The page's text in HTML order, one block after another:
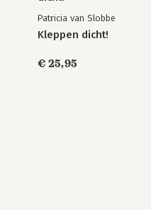
Patricia van Slobbe
Kleppen dicht!
€ 25,95